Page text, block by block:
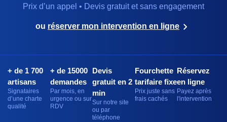
Prix d’un appel • Devis gratuit et sans engagement
ou réserver mon intervention en ligne
+ de 1 700
artisans
Signataires
d’une charte
qualité
+ de 15000
demandes
Par mois, en
urgence ou sur
RDV
Devis
gratuit en 2
min
Sur notre site
ou par
téléphone
Fourchette
tarifaire fixe
Prix juste sans
frais cachés
Réservez
en ligne
Payez après
l'intervention